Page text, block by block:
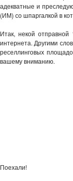
адекватные и
(ИМ) со шпаргалкой в
Итак, некой
интернета. Другими
реселлинговых
вашему вниманию.
Поехали!